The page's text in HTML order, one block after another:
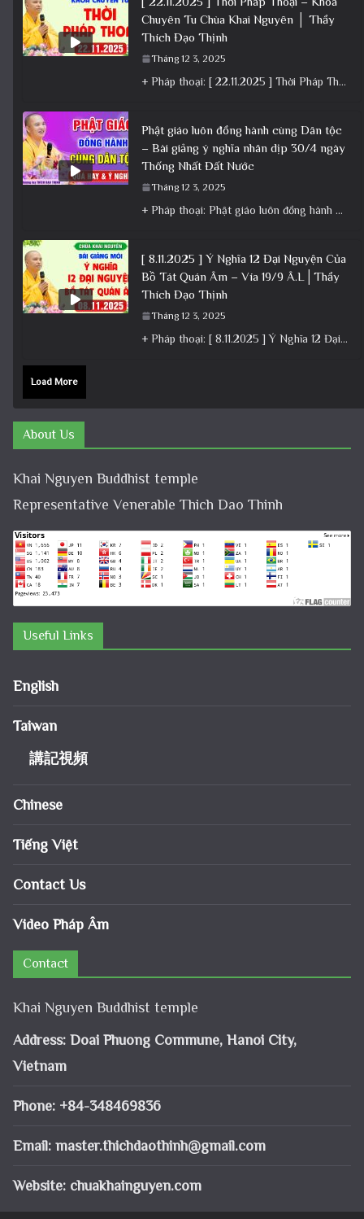
Chuyên Tu Chùa Khai Nguyên │ Thầy
Thích Đạo Thịnh
Tháng 12 3, 2025
+ Pháp thoại: [ 22.11.2025 ] Thời Pháp Thoại – Khóa Chuyên Tu Chùa Khai Nguyên │ Thầy Thích Đạo
Phật giáo luôn đồng hành cùng Dân tộc
– Bài giảng ý nghĩa nhân dịp 30/4 ngày
Thống Nhất Đất Nước
Tháng 12 3, 2025
+ Pháp thoại: Phật giáo luôn đồng hành cùng Dân tộc – Bài giảng ý nghĩa nhân dịp 30/4 ngày
[ 8.11.2025 ] Ý Nghĩa 12 Đại Nguyện Của
Bồ Tát Quán Âm – Vía 19/9 Â.L│Thầy
Thích Đạo Thịnh
Tháng 12 3, 2025
+ Pháp thoại: [ 8.11.2025 ] Ý Nghĩa 12 Đại Nguyện Của Bồ Tát Quán Âm – Vía 19/9 Â.L│Thầy
Load More
About Us
Khai Nguyen Buddhist temple
Representative Venerable Thich Dao Thinh
Useful Links
English
Taiwan
講記視頻
Chinese
Tiếng Việt
Contact Us
Video Pháp Âm
Contact
Khai Nguyen Buddhist temple
Address: Doai Phuong Commune, Hanoi City,
Vietnam
Phone: +84-348469836
Email: master.thichdaothinh@gmail.com
Website: chuakhainguyen.com